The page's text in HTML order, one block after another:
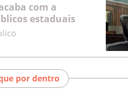
com a
estaduais
por dentro